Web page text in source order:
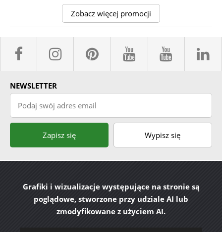
Zobacz więcej promocji
facebook sklepyBELPOL
instagram
pinterestyoutube
NEWSLETTER
Podaj swój adres email
Zapisz się Wypisz się
Grafiki i wizualizacje występujące na stronie są
poglądowe, stworzone przy udziale AI lub
zmodyfikowane z użyciem AI.